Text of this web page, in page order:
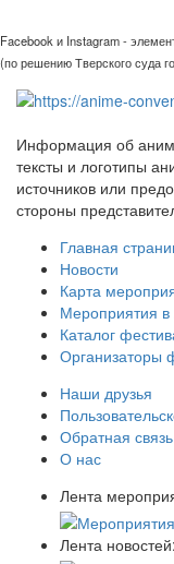
Facebook и Instagram -
(по решению Тверского суда
Информация об
тексты и логотипы
источников или
стороны
Главная
Новости
Карта
Мероприятия в
Каталог
Организаторы
Наши друзья
Обратная связь
О нас
Лента
Лента новостей: